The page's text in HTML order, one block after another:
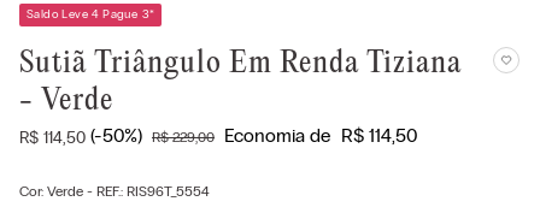
Saldo Leve 4 Pague 3*
Sutiã Triângulo Em Renda Tiziana
- Verde
R$ 114,50 (-50%) R$ 229,00 Economia de R$ 114,50
Cor: Verde - REF.: RIS96T_5554